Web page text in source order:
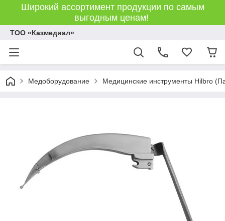
Широкий ассортимент продукции по самым
выгодным ценам!
ТОО «Казмедиал»
Медоборудование Медицинские инструменты Hilbro